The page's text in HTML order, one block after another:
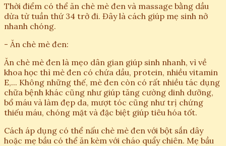
Thời điểm có thể ăn chè mè đen và massage bằng dầu
dừa từ tuần thứ 34 trở đi. Đây là cách giúp mẹ sinh nở
nhanh chóng.
- Ăn chè mè đen:
Ăn chè mè đen là mẹo dân gian giúp sinh nhanh, vì về
khoa học thì mè đen có chứa dầu, protein, nhiều vitamin
E,... Không những thế, mè đen còn có rất nhiều tác dụng
chữa bệnh khác cũng như giúp tăng cường dinh dưỡng,
bổ máu và làm đẹp da, mượt tóc cũng như trị chứng
thiếu máu, chóng mặt và đặc biệt giúp tiêu hóa tốt.
Cách áp dụng có thể nấu chè mè đen với bột sắn dây
hoặc mẹ bầu có thể ăn kèm với cháo quẩy chiên. Mẹ bầu